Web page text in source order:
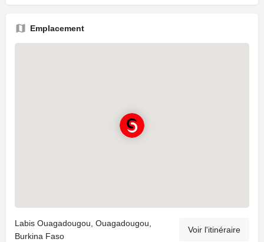
Emplacement
Labis Ouagadougou, Ouagadougou,
Burkina Faso
Voir l'itinéraire